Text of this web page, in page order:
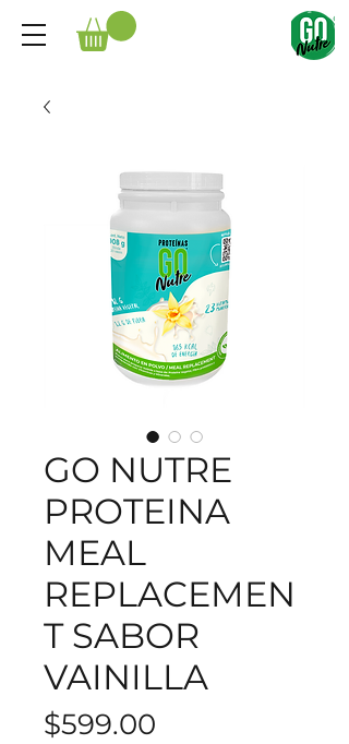
GO NUTRE
PROTEINA
MEAL
REPLACEMEN
T SABOR
VAINILLA
$599.00